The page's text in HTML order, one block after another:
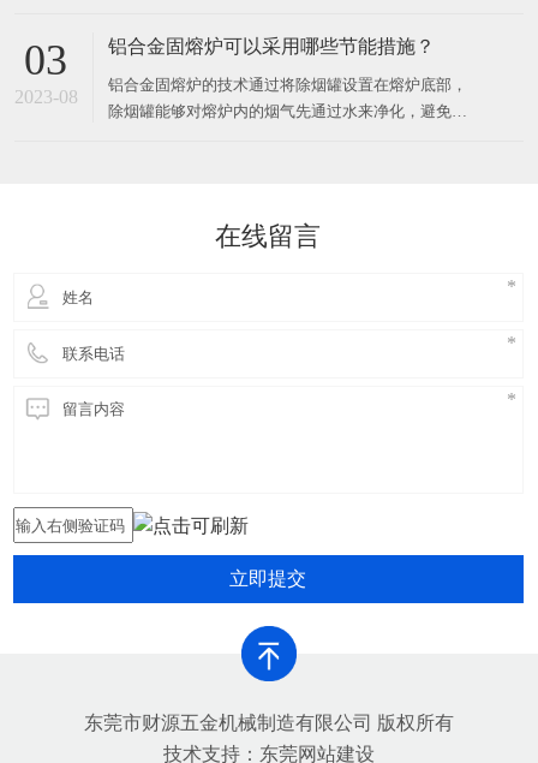
分为以下几种：1. 精细加热炉精细加热炉是一种可以
主要应用于汽车零部件、模具件、机器零件、航空航
天零部件等领域。2
03
2023-08
铝合金固熔炉可以采用哪些节能措施？
铝合金固熔炉的技术通过将除烟罐设置在熔炉底部，
除烟罐能够对熔炉内的烟气先通过水来净化，避免有
害，提高铝合金生产的环保
在线留言
立即提交
东莞市财源五金机械制造有限公司 版权所有
技术支持： 东莞网站建设